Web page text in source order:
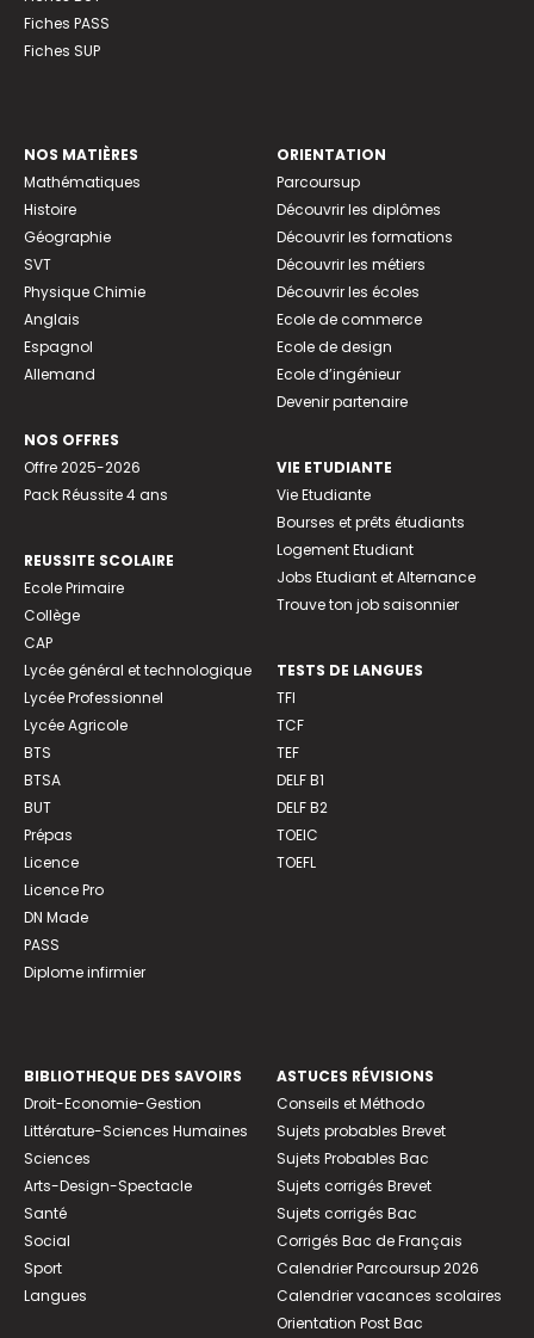
Fiches PASS
Fiches SUP
NOS MATIÈRES
Mathématiques
Histoire
Géographie
SVT
Physique Chimie
Anglais
Espagnol
Allemand
NOS OFFRES
Offre 2025-2026
Pack Réussite 4 ans
REUSSITE SCOLAIRE
Ecole Primaire
Collège
CAP
Lycée général et technologique
Lycée Professionnel
Lycée Agricole
BTS
BTSA
BUT
Prépas
Licence
Licence Pro
DN Made
PASS
Diplome infirmier
ORIENTATION
Parcoursup
Découvrir les diplômes
Découvrir les formations
Découvrir les métiers
Découvrir les écoles
Ecole de commerce
Ecole de design
Ecole d’ingénieur
Devenir partenaire
VIE ETUDIANTE
Vie Etudiante
Bourses et prêts étudiants
Logement Etudiant
Jobs Etudiant et Alternance
Trouve ton job saisonnier
TESTS DE LANGUES
TFI
TCF
TEF
DELF B1
DELF B2
TOEIC
TOEFL
BIBLIOTHEQUE DES SAVOIRS
Droit-Economie-Gestion
Littérature-Sciences Humaines
Sciences
Arts-Design-Spectacle
Santé
Social
Sport
Langues
ASTUCES RÉVISIONS
Conseils et Méthodo
Sujets probables Brevet
Sujets Probables Bac
Sujets corrigés Brevet
Sujets corrigés Bac
Corrigés Bac de Français
Calendrier Parcoursup 2026
Calendrier vacances scolaires
Orientation Post Bac